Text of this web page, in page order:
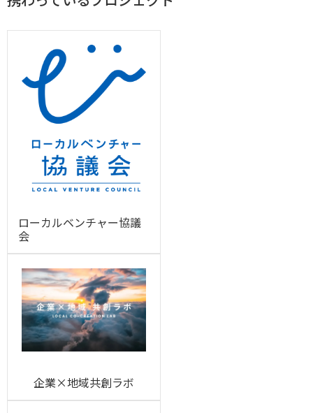
ローカルベンチャー協議
会
企業×地域共創ラボ